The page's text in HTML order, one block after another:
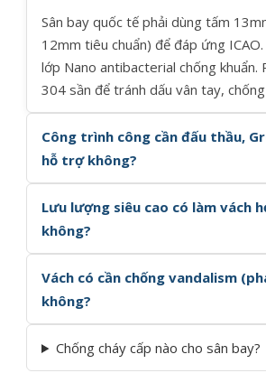
Sân bay quốc tế phải dùng tấm
12mm tiêu chuẩn) để đáp ứng
lớp Nano antibacterial chống khuẩn.
304 sần để tránh dấu vân tay,
Công trình công cần đấu thầu,
hỗ trợ không?
Lưu lượng siêu cao có làm vách
không?
Vách có cần chống vandalism
không?
Chống cháy cấp nào cho sân bay?